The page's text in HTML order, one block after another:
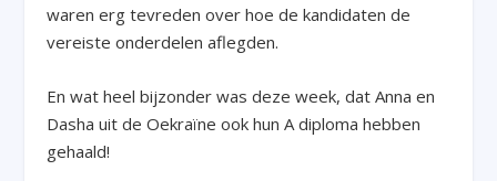
waren erg tevreden over hoe de kandidaten de
vereiste onderdelen aflegden.
En wat heel bijzonder was deze week, dat Anna en
Dasha uit de Oekraïne ook hun A diploma hebben
gehaald!